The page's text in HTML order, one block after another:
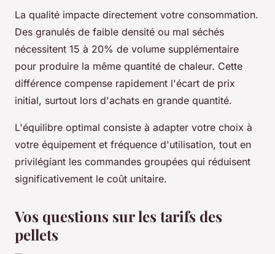
La qualité impacte directement votre consommation.
Des granulés de faible densité ou mal séchés
nécessitent 15 à 20% de volume supplémentaire
pour produire la même quantité de chaleur. Cette
différence compense rapidement l'écart de prix
initial, surtout lors d'achats en grande quantité.
L'équilibre optimal consiste à adapter votre choix à
votre équipement et fréquence d'utilisation, tout en
privilégiant les commandes groupées qui réduisent
significativement le coût unitaire.
Vos questions sur les tarifs des
pellets